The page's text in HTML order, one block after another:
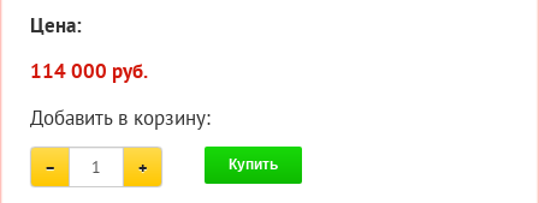
Цена:
114 000 руб.
Добавить в корзину:
Купить